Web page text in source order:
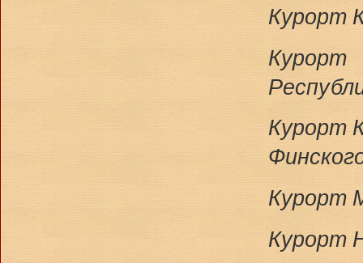
Курорт
Курорт
Курорт
Курорт
Курорт